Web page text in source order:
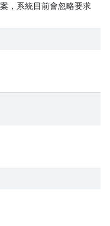
，系統目前會忽略要求